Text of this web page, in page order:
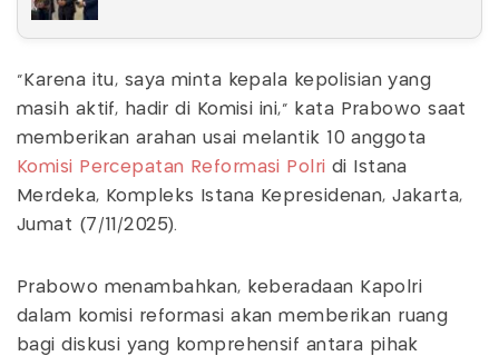
“Karena itu, saya minta kepala kepolisian yang
masih aktif, hadir di Komisi ini,” kata Prabowo saat
memberikan arahan usai melantik 10 anggota
Komisi Percepatan Reformasi Polri di Istana
Merdeka, Kompleks Istana Kepresidenan, Jakarta,
Jumat (7/11/2025).
Prabowo menambahkan, keberadaan Kapolri
dalam komisi reformasi akan memberikan ruang
bagi diskusi yang komprehensif antara pihak